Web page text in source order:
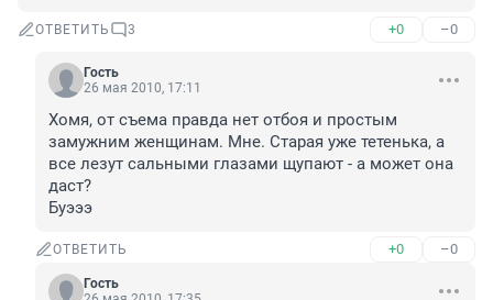
ОТВЕТИТЬ 3 +0 –0
Гость
26 мая 2010, 17:11
Хомя, от съема правда нет отбоя и простым
замужним женщинам. Мне. Старая уже тетенька, а
все лезут сальными глазами щупают - а может она
даст?
Буэээ
ОТВЕТИТЬ +0 –0
Гость